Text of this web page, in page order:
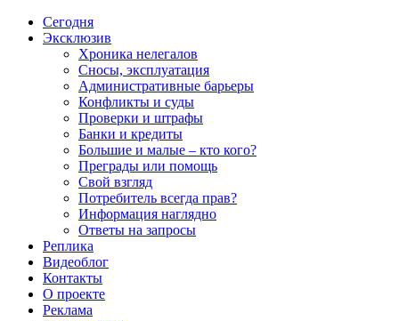
Сегодня
Эксклюзив
Хроника нелегалов
Сносы, эксплуатация
Административные барьеры
Конфликты и суды
Проверки и штрафы
Банки и кредиты
Большие и малые – кто кого?
Преграды или помощь
Свой взгляд
Потребитель всегда прав?
Информация наглядно
Ответы на запросы
Реплика
Видеоблог
Контакты
О проекте
Реклама